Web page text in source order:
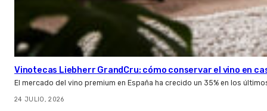
Vinotecas Liebherr GrandCru: cómo conservar el vino en
El mercado del vino premium en España ha crecido un 35% en los
24 JULIO, 2026